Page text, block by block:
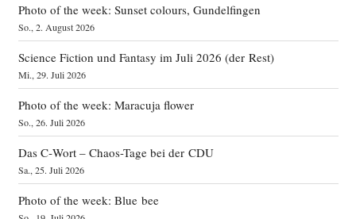
Photo of the week: Sunset colours, Gundelfingen
So., 2. August 2026
Science Fiction und Fantasy im Juli 2026 (der Rest)
Mi., 29. Juli 2026
Photo of the week: Maracuja flower
So., 26. Juli 2026
Das C‑Wort – Chaos-Tage bei der CDU
Sa., 25. Juli 2026
Photo of the week: Blue bee